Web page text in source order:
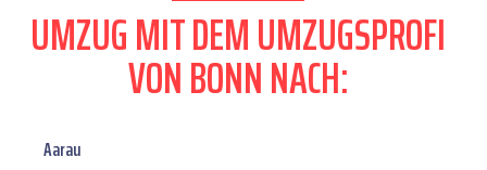
UMZUG MIT DEM UMZUGSPROFI
VON BONN NACH:
Aarau